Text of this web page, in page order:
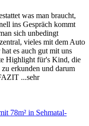
was man braucht,
ins Gespräch kommt
sich unbedingt
vieles mit dem Auto
es auch gut mit uns
Highlight für's Kind, die
erkunden und darum
...sehr
78m² in Sehmatal-